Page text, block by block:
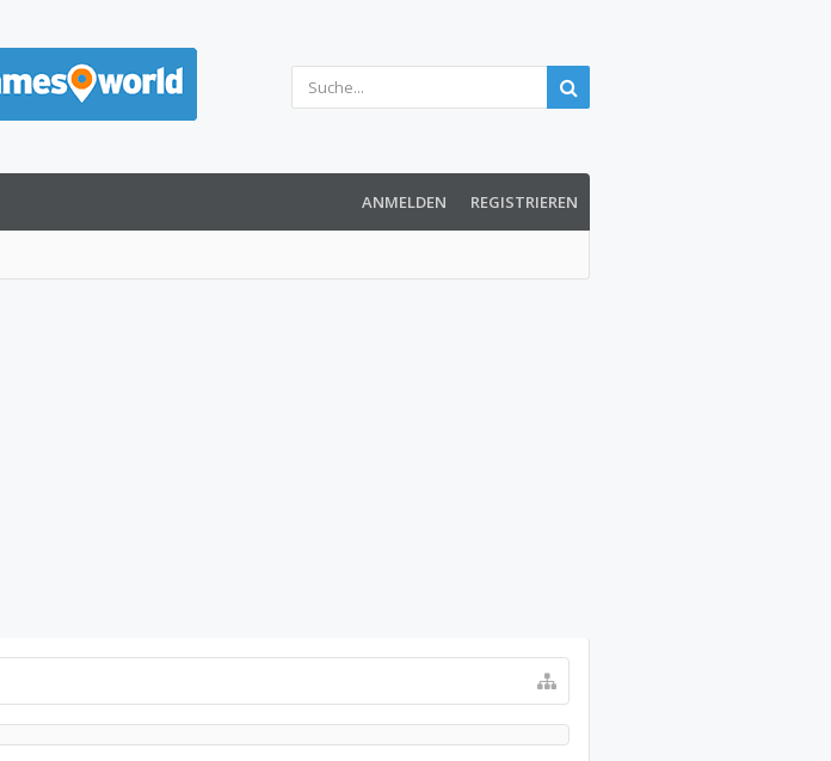
ANMELDEN REGISTRIEREN